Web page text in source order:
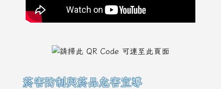
菸害防制與菸品危害宣導